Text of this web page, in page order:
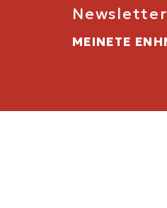
Newsletter
ΜΕΙΝΕΤΕ